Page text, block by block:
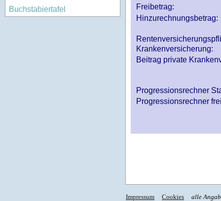
Buchstabiertafel
Freibetrag:
Hinzurechnungsbetrag:
Krankenversicherung:
Beitrag private
Progressionsrechner
Progressionsrechner
Impressum Cookies alle